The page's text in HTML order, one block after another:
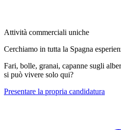
Attività commerciali uniche
Cerchiamo in tutta la Spagna
Fari, bolle, granai, capanne sugli
si può vivere solo qui?
Presentare la propria candidatura